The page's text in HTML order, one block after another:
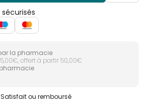
sécurisés
la pharmacie
offert à partir 50,00€
Satisfait ou remboursé